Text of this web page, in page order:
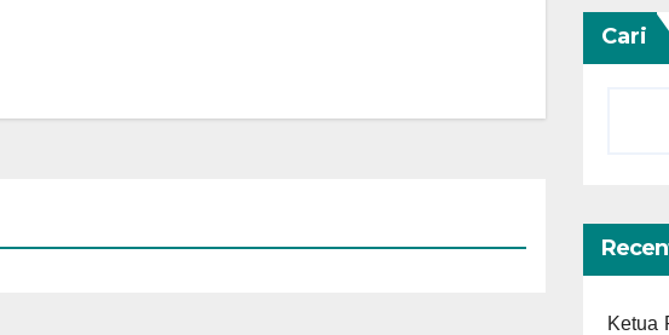
Cari
Ketua